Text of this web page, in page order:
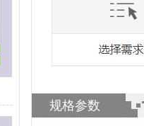
规格参数